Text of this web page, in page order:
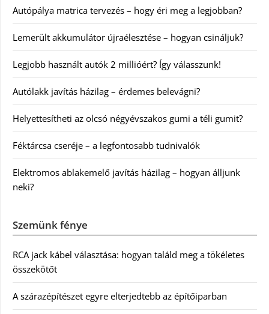
Autópálya matrica tervezés – hogy éri meg a legjobban?
Lemerült akkumulátor újraélesztése – hogyan csináljuk?
Legjobb használt autók 2 millióért? Így válasszunk!
Autólakk javítás házilag – érdemes belevágni?
Helyettesítheti az olcsó négyévszakos gumi a téli gumit?
Féktárcsa cseréje – a legfontosabb tudnivalók
Elektromos ablakemelő javítás házilag – hogyan álljunk
neki?
Szemünk fénye
RCA jack kábel választása: hogyan találd meg a tökéletes
összekötőt
A szárazépítészet egyre elterjedtebb az építőiparban